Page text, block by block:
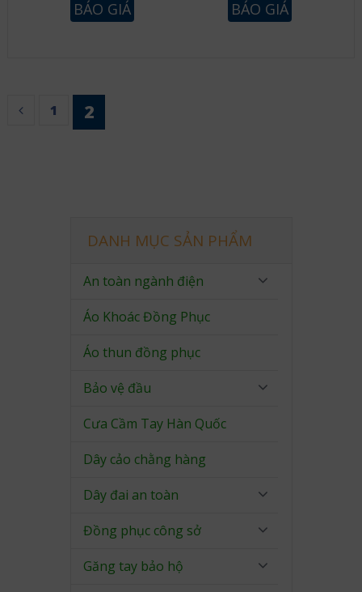
BÁO GIÁ BÁO GIÁ
1 2
DANH MỤC SẢN PHẨM
An toàn ngành điện
Áo Khoác Đồng Phục
Áo thun đồng phục
Bảo vệ đầu
Cưa Cầm Tay Hàn Quốc
Dây cảo chằng hàng
Dây đai an toàn
Đồng phục công sở
Găng tay bảo hộ